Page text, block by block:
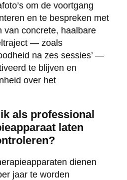
om de voortgang
en te bespreken met
van concrete, haalbare
— zoals
na zes sessies’ —
te blijven en
over het
als professional
laten
dienen
jaar te worden